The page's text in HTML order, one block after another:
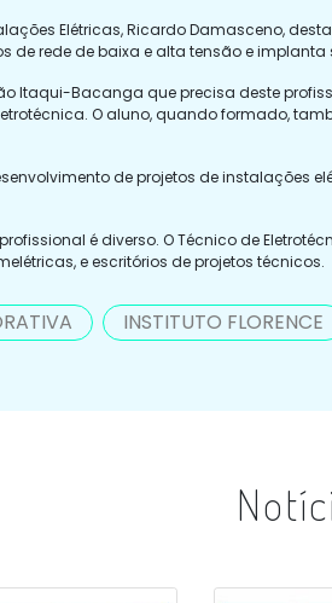
Elétricas, Ricardo Damasceno,
de rede de baixa e alta tensão e
Itaqui-Bacanga que precisa deste
O aluno, quando formado,
de projetos de instalações
é diverso. O Técnico de
e escritórios de projetos técnicos.
INSTITUTO FLORENCE